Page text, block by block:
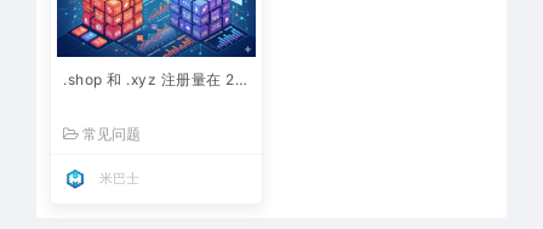
.shop 和 .xyz 注册量在 2026 第一季度大洗牌，企业电商出海到底该选哪个后缀？
常见问题
米巴士